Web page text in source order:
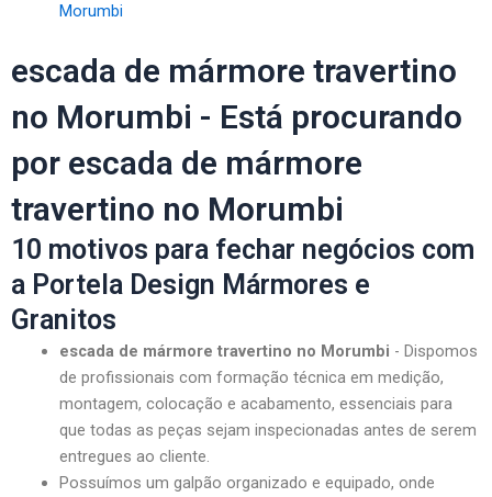
Morumbi
escada de mármore travertino
no Morumbi - Está procurando
por escada de mármore
travertino no Morumbi
10 motivos para fechar negócios com
a Portela Design Mármores e
Granitos
escada de mármore travertino no Morumbi - Dispomos
de profissionais com formação técnica em medição,
montagem, colocação e acabamento, essenciais para
que todas as peças sejam inspecionadas antes de serem
entregues ao cliente.
Possuímos um galpão organizado e equipado, onde